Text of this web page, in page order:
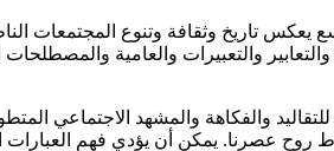
يعكس تاريخ وثقافة وتنوع المجتمعات
والتعابير والتعبيرات والعامية
للتقاليد والفكاهة والمشهد الاجتماعي
روح عصرنا. يمكن أن يؤدي فهم